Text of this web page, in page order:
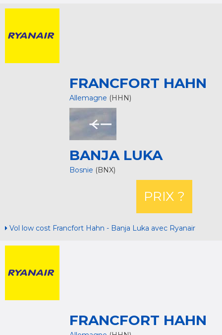
FRANCFORT HAHN
Allemagne (HHN)
BANJA LUKA
Bosnie (BNX)
PRIX ?
Vol low cost Francfort Hahn - Banja Luka avec Ryanair
FRANCFORT HAHN